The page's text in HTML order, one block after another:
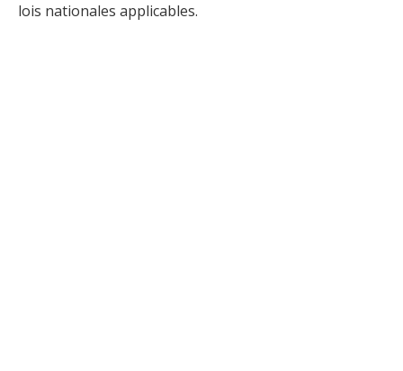
lois nationales applicables.